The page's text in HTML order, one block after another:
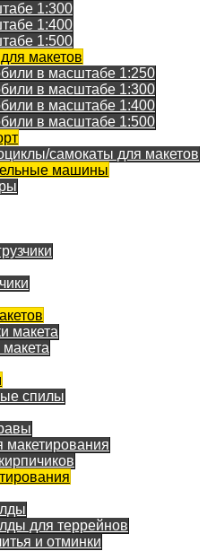
1:300
1:400
1:500
макетов
в масштабе 1:250
в масштабе 1:300
в масштабе 1:400
в масштабе 1:500
самокаты для макетов
машины
макета
спилы
макетирования
для террейнов
и отминки